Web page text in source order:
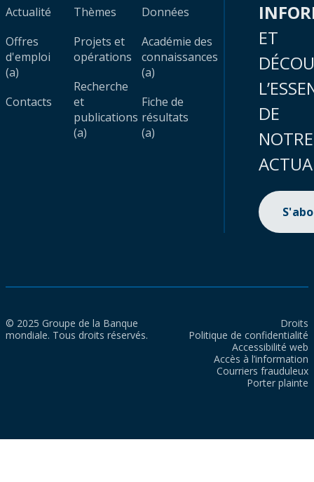
Actualité
Offres
d'emploi
(a)
Contacts
Thèmes
Projets et
opérations
Recherche
et
publications
(a)
Données
Académie des
connaissances
(a)
Fiche de
résultats
(a)
ET
DE
NOTRE
© 2025 Groupe de la Banque
mondiale. Tous droits réservés.
Droits
Politique de confidentialité
Accessibilité web
Accès à l’information
Courriers frauduleux
Porter plainte